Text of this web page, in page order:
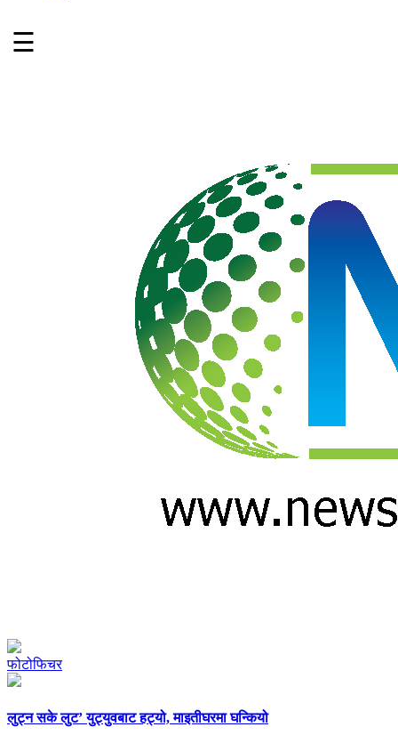
☰
फोटोफिचर
लुट्न सके लुट’ युट्युवबाट हट्यो, माइतीघरमा घन्कियो